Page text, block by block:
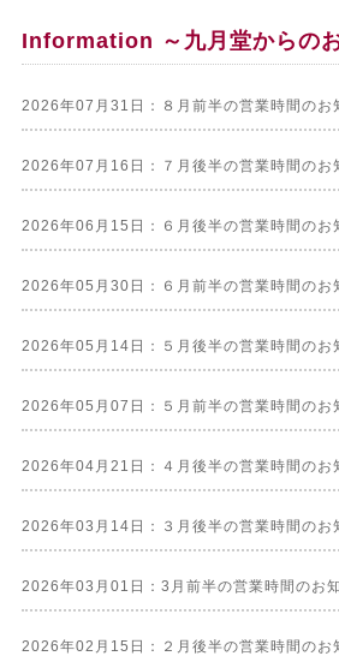
Information ～九月堂からの
2026年07月31日：８月前半の営業時間のお
2026年07月16日：７月後半の営業時間のお
2026年06月15日：６月後半の営業時間のお
2026年05月30日：６月前半の営業時間のお
2026年05月14日：５月後半の営業時間のお
2026年05月07日：５月前半の営業時間のお
2026年04月21日：４月後半の営業時間のお
2026年03月14日：３月後半の営業時間のお
2026年03月01日：3月前半の営業時間のお
2026年02月15日：２月後半の営業時間のお